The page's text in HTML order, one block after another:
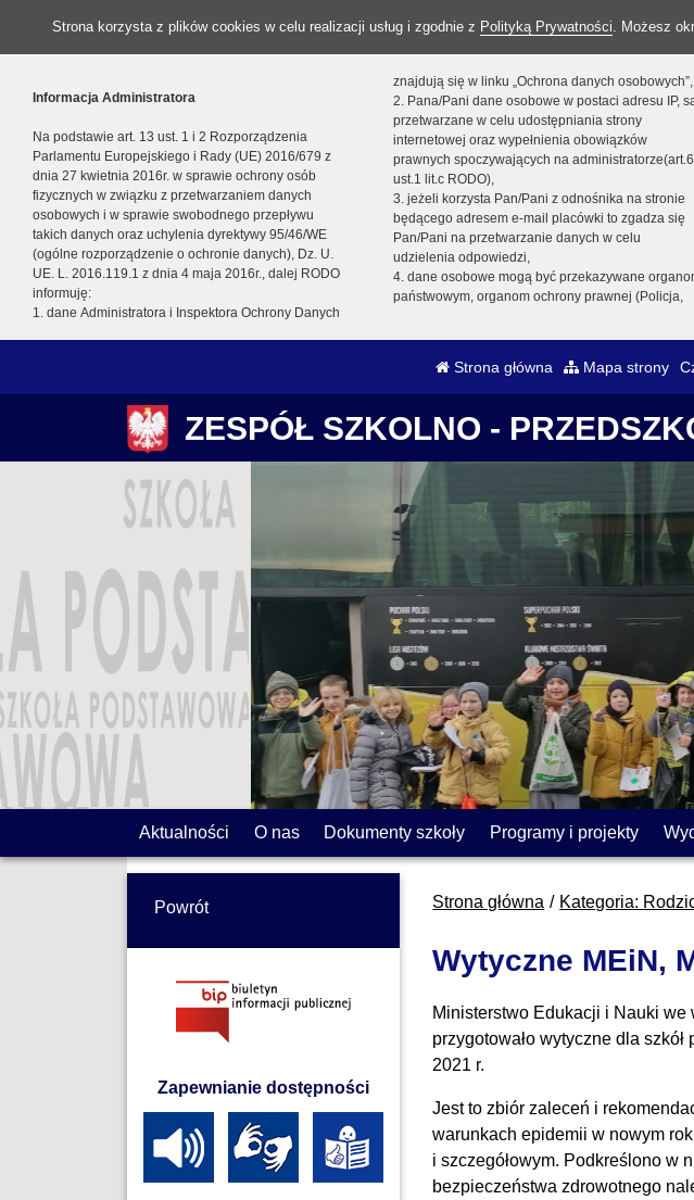
Strona korzysta z plików cookies w celu realizacji usług i zgodnie z Polityką Prywatności. Możesz
Informacja Administratora
Na podstawie art. 13 ust. 1 i 2 Rozporządzenia
Parlamentu Europejskiego i Rady (UE) 2016/679 z
dnia 27 kwietnia 2016r. w sprawie ochrony osób
fizycznych w związku z przetwarzaniem danych
osobowych i w sprawie swobodnego przepływu
takich danych oraz uchylenia dyrektywy 95/46/WE
(ogólne rozporządzenie o ochronie danych), Dz. U.
UE. L. 2016.119.1 z dnia 4 maja 2016r., dalej RODO
informuję:
1. dane Administratora i Inspektora Ochrony Danych
znajdują się w linku „Ochrona danych osobowych”,
2. Pana/Pani dane osobowe w postaci adresu IP,
przetwarzane w celu udostępniania strony
internetowej oraz wypełnienia obowiązków
prawnych spoczywających na administratorze(art.6
ust.1 lit.c RODO),
3. jeżeli korzysta Pan/Pani z odnośnika na stronie
będącego adresem e-mail placówki to zgadza się
Pan/Pani na przetwarzanie danych w celu
udzielenia odpowiedzi,
4. dane osobowe mogą być przekazywane
państwowym, organom ochrony prawnej (Policja,
Strona główna Mapa strony
ZESPÓŁ SZKOLNO -
Aktualności O nas Dokumenty szkoły Programy i projekty
Strona główna Kategoria:
Wytyczne MEiN,
Ministerstwo Edukacji i Nauki we
przygotowało wytyczne dla
2021 r.
Jest to zbiór zaleceń i
warunkach epidemii w nowym
i szczegółowym. Podkreślono w
bezpieczeństwa zdrowotnego
Powrót
Zapewnianie dostępności